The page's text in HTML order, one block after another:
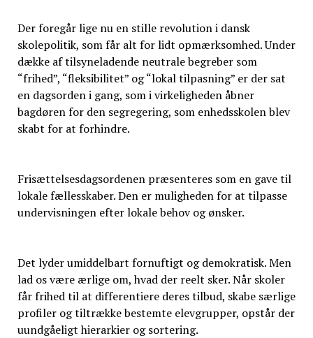
Der foregår lige nu en stille revolution i dansk
skolepolitik, som får alt for lidt opmærksomhed. Under
dække af tilsyneladende neutrale begreber som
“frihed”, “fleksibilitet” og “lokal tilpasning” er der sat
en dagsorden i gang, som i virkeligheden åbner
bagdøren for den segregering, som enhedsskolen blev
skabt for at forhindre.
Frisættelsesdagsordenen præsenteres som en gave til
lokale fællesskaber. Den er muligheden for at tilpasse
undervisningen efter lokale behov og ønsker.
Det lyder umiddelbart fornuftigt og demokratisk. Men
lad os være ærlige om, hvad der reelt sker. Når skoler
får frihed til at differentiere deres tilbud, skabe særlige
profiler og tiltrække bestemte elevgrupper, opstår der
uundgåeligt hierarkier og sortering.